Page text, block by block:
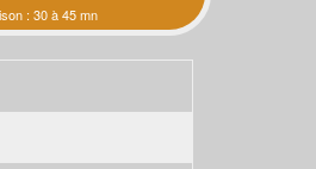
: 30 à 45 mn